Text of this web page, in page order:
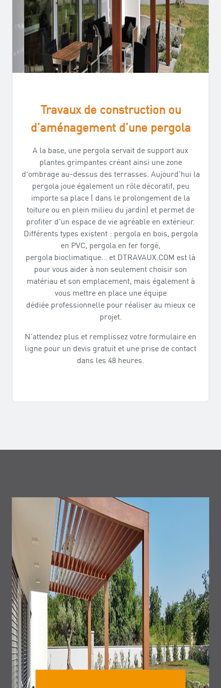
Travaux de construction ou
d’aménagement d’une pergola
A la base, une pergola servait de support aux
plantes grimpantes créant ainsi une zone
d'ombrage au-dessus des terrasses. Aujourd’hui la
pergola joue également un rôle décoratif, peu
importe sa place ( dans le prolongement de la
toiture ou en plein milieu du jardin) et permet de
profiter d'un espace de vie agréable en extérieur.
Différents types existent : pergola en bois, pergola
en PVC, pergola en fer forgé,
pergola bioclimatique… et DTRAVAUX.COM est là
pour vous aider à non seulement choisir son
matériau et son emplacement, mais également à
vous mettre en place une équipe
dédiée professionnelle pour réaliser au mieux ce
projet.
N’attendez plus et remplissez votre formulaire en
ligne pour un devis gratuit et une prise de contact
dans les 48 heures.